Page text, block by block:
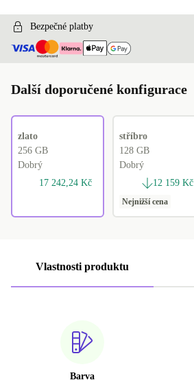
Bezpečné platby
Další doporučené konfigurace
zlato
256 GB
Dobrý
17 242,24 Kč
stříbro
128 GB
Dobrý
12 159 Kč
Nejnižší cena
Vlastnosti produktu
Barva